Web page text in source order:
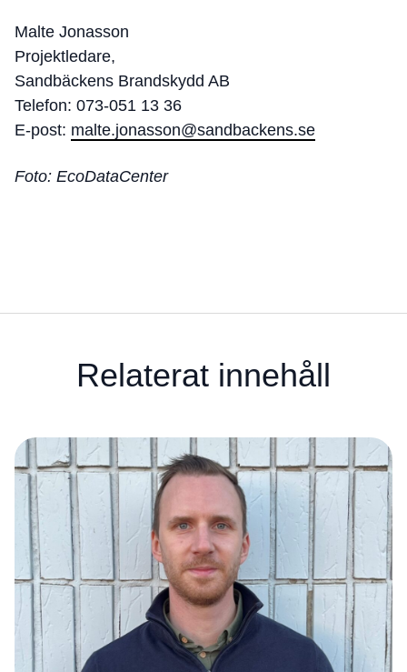
Malte Jonasson
Projektledare,
Sandbäckens Brandskydd AB
Telefon: 073-051 13 36
E-post: malte.jonasson@sandbackens.se
Foto: EcoDataCenter
Relaterat innehåll